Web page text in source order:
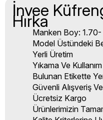
İnvee
Hırka
Manken Boy:
Model Üstündeki
Yerli Üretim
Yıkama Ve
Bulunan Etikette
Güvenli Alışveriş
Ücretsiz Kargo
Ürünlerimizin